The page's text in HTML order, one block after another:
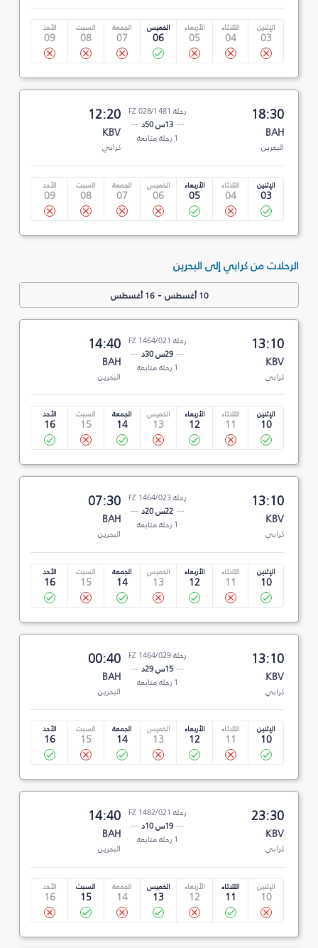
الإثنين
03
الثلاثاء
04
الأربعاء
05
الخميس
06
الجمعة
07
السبت
08
الأحد
09
18:30
BAH
البحرين
رحلة FZ 028/1481
13س 50د
1 رحلة متابعة
12:20
KBV
كرابي
الإثنين
03
الثلاثاء
04
الأربعاء
05
الخميس
06
الجمعة
07
السبت
08
الأحد
09
الرحلات من كرابي إلى البحرين
10 أغسطس -16 أغسطس
13:10
KBV
كرابي
رحلة FZ 1464/021
29س 30د
1 رحلة متابعة
14:40
BAH
البحرين
الإثنين
10
الثلاثاء
11
الأربعاء
12
الخميس
13
الجمعة
14
السبت
15
الأحد
16
13:10
KBV
كرابي
رحلة FZ 1464/023
22س 20د
1 رحلة متابعة
07:30
BAH
البحرين
الإثنين
10
الثلاثاء
11
الأربعاء
12
الخميس
13
الجمعة
14
السبت
15
الأحد
16
13:10
KBV
كرابي
رحلة FZ 1464/029
15س 29د
1 رحلة متابعة
00:40
BAH
البحرين
الإثنين
10
الثلاثاء
11
الأربعاء
12
الخميس
13
الجمعة
14
السبت
15
الأحد
16
23:30
KBV
كرابي
رحلة FZ 1482/021
19س 10د
1 رحلة متابعة
14:40
BAH
البحرين
الإثنين
10
الثلاثاء
11
الأربعاء
12
الخميس
13
الجمعة
14
السبت
15
الأحد
16